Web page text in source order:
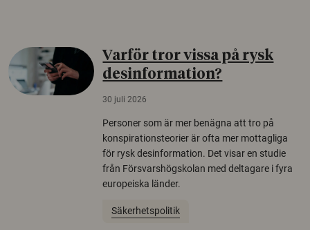
Varför tror vissa på rysk
desinformation?
30 juli 2026
Personer som är mer benägna att tro på
konspirationsteorier är ofta mer mottagliga
för rysk desinformation. Det visar en studie
från Försvarshögskolan med deltagare i fyra
europeiska länder.
Säkerhetspolitik